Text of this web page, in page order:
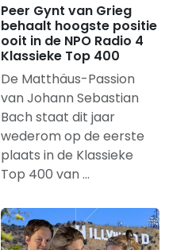
Peer Gynt van Grieg
behaalt hoogste positie
ooit in de NPO Radio 4
Klassieke Top 400
De Matthäus-Passion
van Johann Sebastian
Bach staat dit jaar
wederom op de eerste
plaats in de Klassieke
Top 400 van …